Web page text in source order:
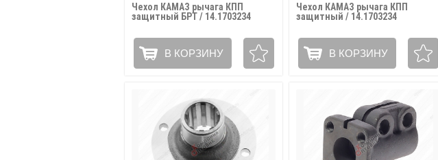
Чехол КАМАЗ рычага КПП
защитный БРТ / 14.1703234
В КОРЗИНУ
Чехол КАМАЗ рычага КПП
защитный / 14.1703234
В КОРЗИНУ